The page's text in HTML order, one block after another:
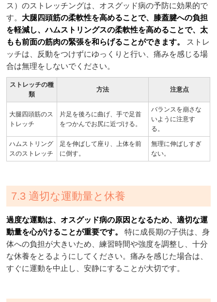
ス）のストレッチングは、オスグッド病の予防に効果的で
す。 大腿四頭筋の柔軟性を高めることで、膝蓋腱への負担
を軽減し、ハムストリングスの柔軟性を高めることで、太
もも前面の筋肉の緊張を和らげることができます。
ストレ
ッチは、反動をつけずにゆっくりと行い、痛みを感じる場
合は無理をしないでください。
ストレッチの種
類
方法 注意点
大腿四頭筋のス
トレッチ
片足を後ろに曲げ、手で足首
をつかんでお尻に近づける。
バランスを崩さな
いように注意す
る。
ハムストリング
スのストレッチ
足を伸ばして座り、上体を前
に倒す。
無理に伸ばしすぎ
ない。
7.3 適切な運動量と休養
過度な運動は、オスグッド病の原因となるため、適切な運
動量を心がけることが重要です。
特に成長期の子供は、身
体への負担が大きいため、練習時間や強度を調整し、十分
な休養をとるようにしてください。痛みを感じた場合は、
すぐに運動を中止し、安静にすることが大切です。